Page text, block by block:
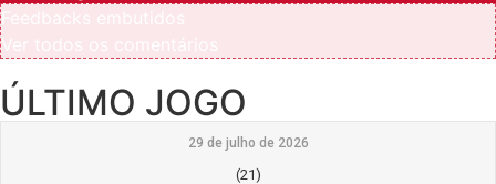
ÚLTIMO JOGO
29 de julho de 2026
(21)